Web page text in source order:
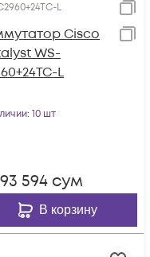
L
Cisco
WS-
L
: 10 шт
594 сум
В корзину